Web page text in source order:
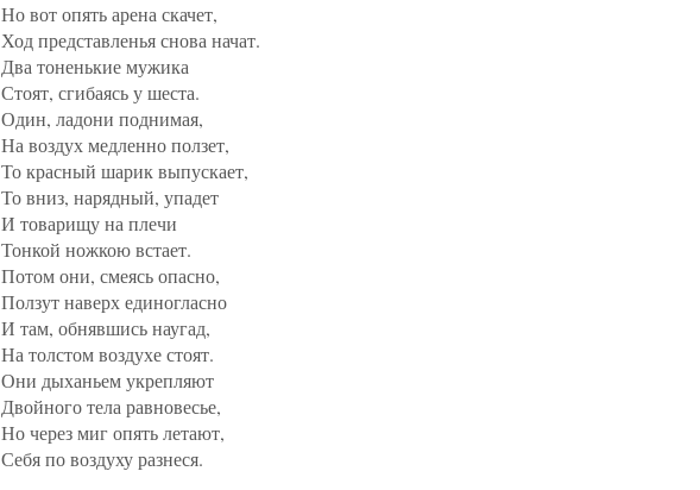
Но вот опять арена скачет,
Ход представленья снова начат.
Два тоненькие мужика
Стоят, сгибаясь у шеста.
Один, ладони поднимая,
На воздух медленно ползет,
То красный шарик выпускает,
То вниз, нарядный, упадет
И товарищу на плечи
Тонкой ножкою встает.
Потом они, смеясь опасно,
Ползут наверх единогласно
И там, обнявшись наугад,
На толстом воздухе стоят.
Они дыханьем укрепляют
Двойного тела равновесье,
Но через миг опять летают,
Себя по воздуху разнеся.